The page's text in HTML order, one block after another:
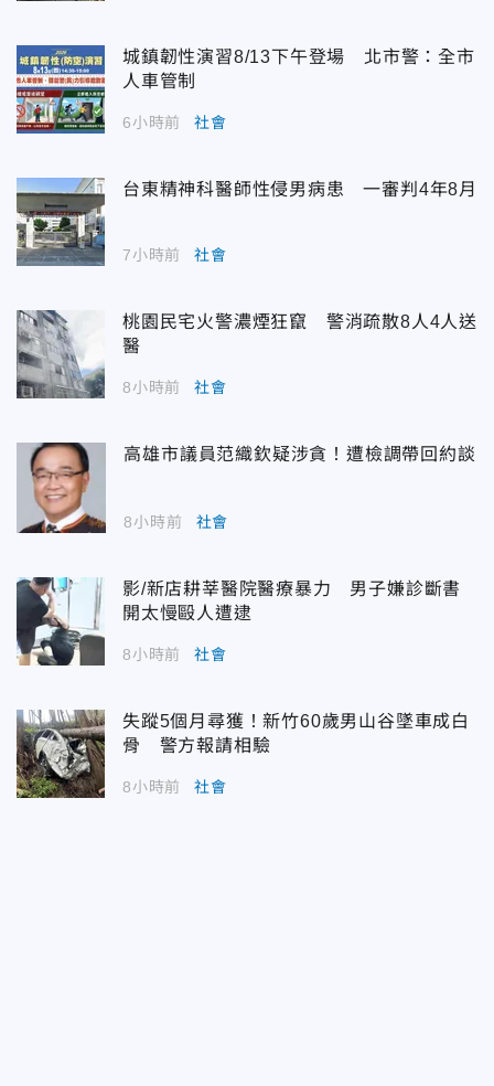
城鎮韌性演習8/13下午登場 北市警：全市
人車管制
6小時前 社會
台東精神科醫師性侵男病患 一審判4年8月
7小時前 社會
桃園民宅火警濃煙狂竄 警消疏散8人4人送
醫
8小時前 社會
高雄市議員范織欽疑涉貪！遭檢調帶回約談
8小時前 社會
影/新店耕莘醫院醫療暴力 男子嫌診斷書
開太慢毆人遭逮
8小時前 社會
失蹤5個月尋獲！新竹60歲男山谷墜車成白
骨 警方報請相驗
8小時前 社會